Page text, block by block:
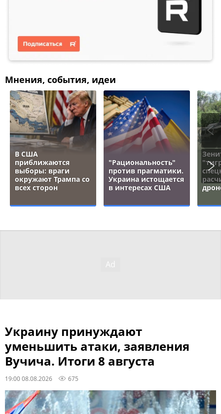
Мнения, события, идеи
В США
приближаются
выборы: враги
окружают Трампа со
всех сторон
"Рациональность"
против прагматики.
Украина истощается
в интересах США
Украину принуждают
уменьшить атаки, заявления
Вучича. Итоги 8 августа
19:00 08.08.2026 675